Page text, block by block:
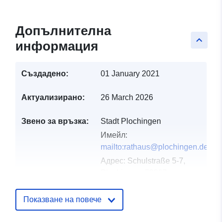
keyboard_arrow_up
Допълнителна
информация
Създадено: 01 January 2021
Актуализирано: 26 March 2026
Звено за връзка:
Stadt Plochingen
Имейл:
mailto:rathaus@plochingen.de
Адрес: Schulstraße 5-7,
URL адрес:
http://www.plochingen.de
Показване на повече